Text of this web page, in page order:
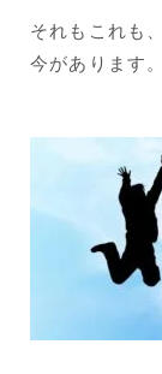
それもこれも
今があります。